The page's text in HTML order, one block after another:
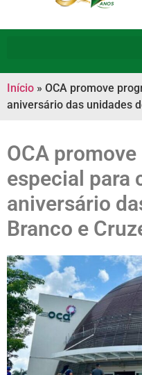
Início » OCA promove
aniversário das unidades
OCA
especial para
aniversário
Branco e